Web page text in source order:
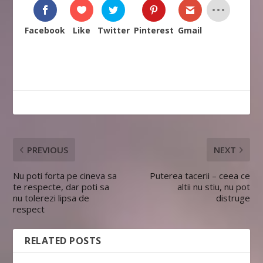
Facebook Like Twitter Pinterest Gmail
PREVIOUS
Nu poti forta pe cineva sa
te respecte, dar poti sa
nu tolerezi lipsa de
respect
NEXT
Puterea tacerii – ceea ce
altii nu stiu, nu pot
distruge
RELATED POSTS